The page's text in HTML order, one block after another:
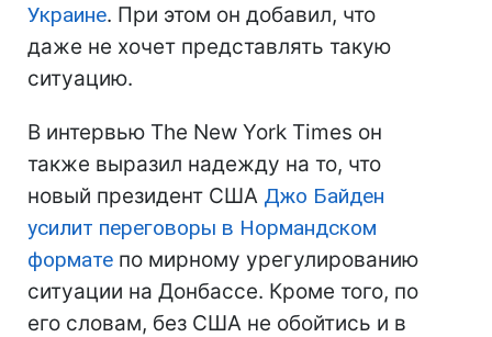
Украине. При этом он добавил, что
даже не хочет представлять такую
ситуацию.
В интервью The New York Times он
также выразил надежду на то, что
новый президент США Джо Байден
усилит переговоры в Нормандском
формате по мирному урегулированию
ситуации на Донбассе. Кроме того, по
его словам, без США не обойтись и в